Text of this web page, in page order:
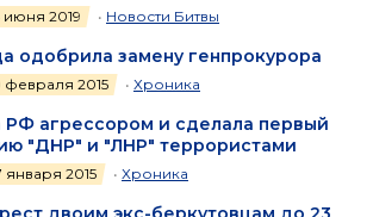
июня 2019 • Новости Битвы
одобрила замену генпрокурора
февраля 2015 • Хроника
РФ агрессором и сделала первый
"ДНР" и "ЛНР" террористами
января 2015 • Хроника